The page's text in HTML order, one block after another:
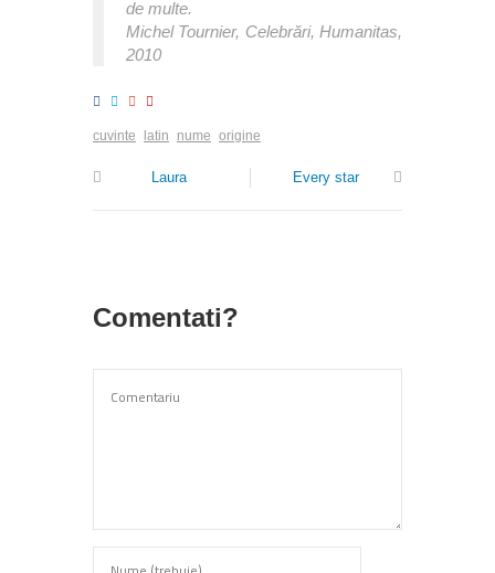
de multe.
Michel Tournier, Celebrări, Humanitas,
2010
cuvinte latin nume origine
Laura Every star
Comentati?